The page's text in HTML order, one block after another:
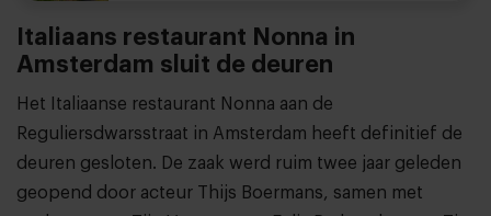
Italiaans restaurant Nonna in
Amsterdam sluit de deuren
Het Italiaanse restaurant Nonna aan de
Reguliersdwarsstraat in Amsterdam heeft definitief de
deuren gesloten. De zaak werd ruim twee jaar geleden
geopend door acteur Thijs Boermans, samen met